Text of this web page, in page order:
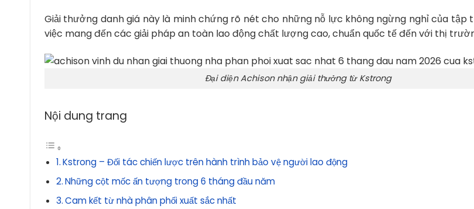
Giải thưởng danh giá này là minh chứng rõ nét cho những nỗ lực không ngừng nghỉ của tập
việc mang đến các giải pháp an toàn lao động chất lượng cao, chuẩn quốc tế đến với thị
Đại diện Achison nhận giải thưởng từ Kstrong
Nội dung trang
Kstrong – Đối tác chiến lược trên hành trình bảo vệ người lao động
Những cột mốc ấn tượng trong 6 tháng đầu năm
Cam kết từ nhà phân phối xuất sắc nhất